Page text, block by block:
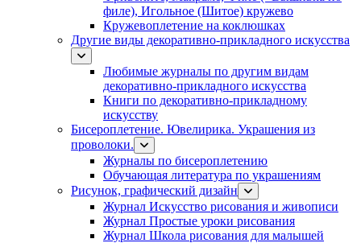
филе), Игольное (Шитое) кружево
Кружевоплетение на коклюшках
Другие виды декоративно-прикладного искусства
Любимые журналы по другим видам
декоративно-прикладного искусства
Книги по декоративно-прикладному
искусству
Бисероплетение. Ювелирика. Украшения из
проволоки.
Журналы по бисероплетению
Обучающая литература по украшениям
Рисунок, графический дизайн
Журнал Искусство рисования и живописи
Журнал Простые уроки рисования
Журнал Школа рисования для малышей